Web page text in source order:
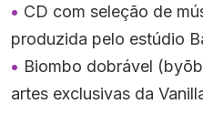
CD com seleção de
produzida pelo estúdio
Biombo dobrável
artes exclusivas da